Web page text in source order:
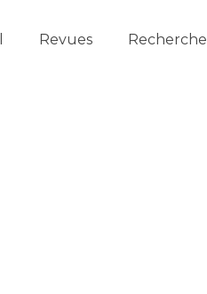
Revues Recherche